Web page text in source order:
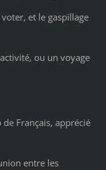
et le gaspillage
ou un voyage
de Français, apprécié
entre les